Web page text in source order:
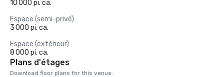
10 000 pi. ca.
Espace (semi-privé)
3 000 pi. ca.
Espace (extérieur)
8 000 pi. ca.
Plans d'étages
Download floor plans for this venue.